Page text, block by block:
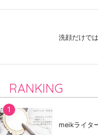
洗顔だけで
RANKING
meikライタ